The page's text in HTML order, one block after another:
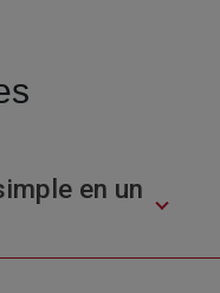
en un